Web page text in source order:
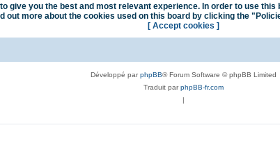
give you the best and most relevant experience. In order to use
out more about the cookies used on this board by clicking the
[ Accept cookies ]
Développé parphpBB® Forum Software © phpBB Limited
Traduit parphpBB-fr.com
|